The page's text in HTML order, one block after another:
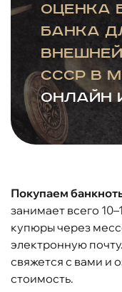
оценка
Банка
СССР в
онлайн
Покупаем
занимает всего
купюры через
электронную
свяжется с вами и
стоимость.